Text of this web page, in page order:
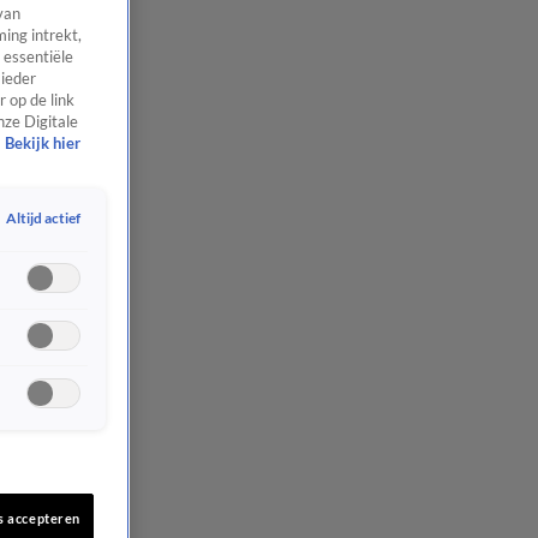
intrekt,
op de link
Digitale
Bekijk hier
Altijd actief
accepteren